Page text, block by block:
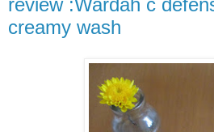
review :Wardah c
creamy wash